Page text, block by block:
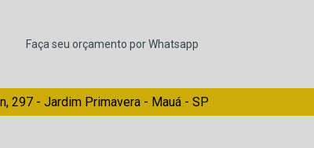
Faça seu orçamento por Whatsapp
297 - Jardim Primavera - Mauá - SP